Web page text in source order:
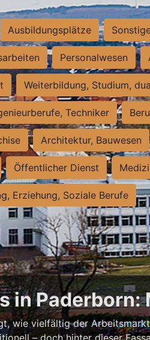
Ausbildungsplätze
Personalwesen
Weiterbildung, Studium,
Techniker
Architektur, Bauwesen
Öffentlicher Dienst
Erziehung, Soziale Berufe
in Paderborn:
wie vielfältig der